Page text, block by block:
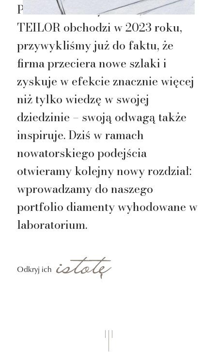
Przez 25 lat aktywności, które
TEILOR obchodzi w 2023 roku,
przywykliśmy już do faktu, że
firma przeciera nowe szlaki i
zyskuje w efekcie znacznie więcej
niż tylko wiedzę w swojej
dziedzinie – swoją odwagą także
inspiruje. Dziś w ramach
nowatorskiego podejścia
otwieramy kolejny nowy rozdział:
wprowadzamy do naszego
portfolio diamenty wyhodowane w
laboratorium.
Odkryj ich